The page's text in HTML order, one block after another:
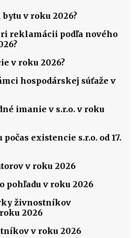
v roku 2026?
reklamácii podľa nového
v roku 2026?
hospodárskej súťaže v
imanie v s.r.o. v roku
existencie s.r.o. od 17.
v roku 2026
pohľadu v roku 2026
živnostníkov
2026
v roku 2026